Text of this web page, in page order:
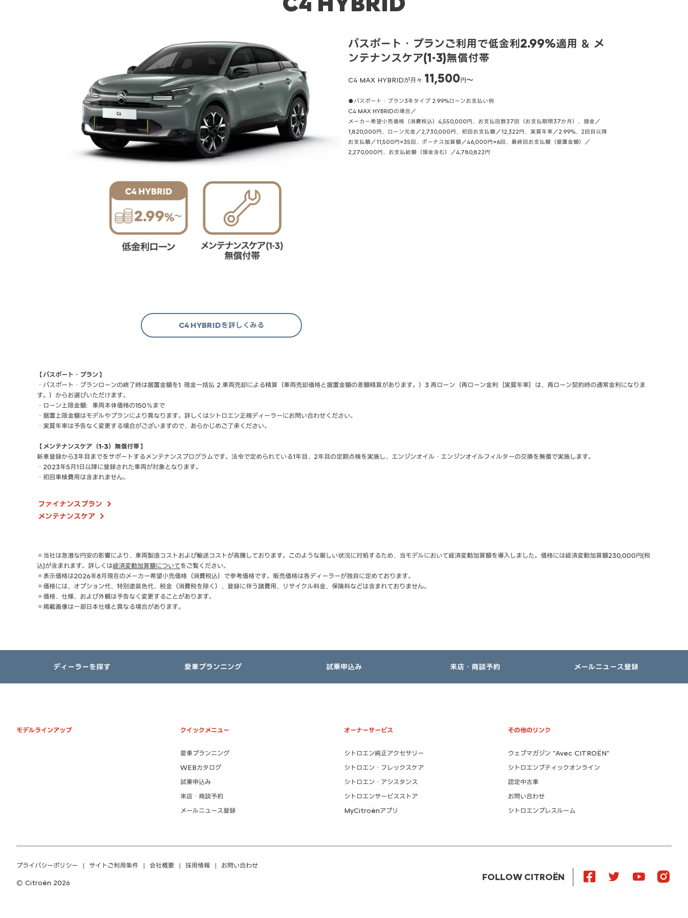
パスポート・プランご利用で低金利2.99%適用 ＆ メ
ンテナンスケア(1-3)無償付帯
C4 MAX HYBRIDが月々 11,500円〜
●パスポート・プラン3年タイプ 2.99%ローンお支払い例
C4 MAX HYBRIDの場合／
メーカー希望小売価格（消費税込）4,550,000円、お支払回数37回（お支払期間37か月）、頭金／
1,820,000円、ローン元金／2,730,000円、初回お支払額／12,322円、実質年率／2.99%、2回目以降
お支払額／11,500円×35回、ボーナス加算額／46,000円×6回、最終回お支払額（据置金額）／
2,270,000円、お支払総額（頭金含む）／4,780,822円
C4 HYBRIDを詳しくみる
【パスポート・プラン】
・パスポート・プランローンの終了時は据置金額を1. 現金一括払 2.車両売却による精算（車両売却価格と据置金額の差額精算があります。）3.再ローン（再ローン金利［実質年率］は、再ローン契約時の通常金利になりま
す。）からお選びいただけます。
・ローン上限金額：車両本体価格の150％まで
・据置上限金額はモデルやプランにより異なります。詳しくはシトロエン正規ディーラーにお問い合わせください。
・実質年率は予告なく変更する場合がございますので、あらかじめご了承ください。
【メンテナンスケア（1-3）無償付帯】
新車登録から3年目までをサポートするメンテナンスプログラムです。法令で定められている1年目、2年目の定期点検を実施し、エンジンオイル・エンジンオイルフィルターの交換を無償で実施します。
・2023年5月1日以降に登録された車両が対象となります。
・初回車検費用は含まれません。
ファイナンスプラン
メンテナンスケア
※当社は急激な円安の影響により、車両製造コストおよび輸送コストが高騰しております。このような厳しい状況に対処するため、当モデルにおいて経済変動加算額を導入しました。価格には経済変動加算額230,000円(税
込)が含まれます。詳しくは経済変動加算額についてをご覧ください。
※表示価格は2026年8月現在のメーカー希望小売価格（消費税込）で参考価格です。販売価格は各ディーラーが独自に定めております。
※価格には、オプション代、特別塗装色代、税金（消費税を除く）、登録に伴う諸費用、リサイクル料金、保険料などは含まれておりません。
※価格、仕様、および外観は予告なく変更することがあります。
※掲載画像は一部日本仕様と異なる場合があります。
ディーラーを探す 愛車プランニング 試乗申込み 来店・商談予約 メールニュース登録
モデルラインアップ クイックメニュー
愛車プランニング
WEBカタログ
試乗申込み
来店・商談予約
メールニュース登録
オーナーサービス
シトロエン純正アクセサリー
シトロエン・フレックスケア
シトロエン・アシスタンス
シトロエンサービスストア
MyCitroënアプリ
その他のリンク
ウェブマガジン "Avec CITROËN"
シトロエンブティックオンライン
認定中古車
お問い合わせ
シトロエンプレスルーム
FOLLOW CITROËN
Citroën 2026
プライバシーポリシー サイトご利用条件 会社概要 採用情報 お問い合わせ